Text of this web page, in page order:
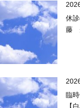
休
藤
臨
【